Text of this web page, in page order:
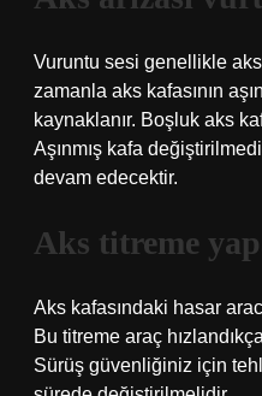
Vuruntu sesi genellikle
zamanla aks kafasının
kaynaklanır. Boşluk aks
Aşınmış kafa
devam edecektir.
Aks titreme
Aks kafasındaki hasar
Bu titreme araç
Sürüş güvenliğiniz için